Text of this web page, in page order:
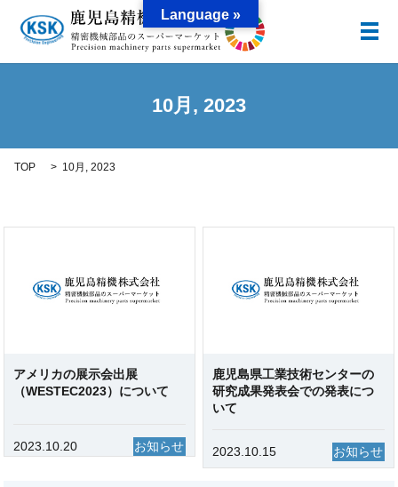
メ
10月, 2023
TOP 10月, 2023
アメリカの展示会出展
（WESTEC2023）について
2023.10.20 お知らせ
鹿児島県工業技術センターの
研究成果発表会での発表につ
いて
2023.10.15 お知らせ
Language »